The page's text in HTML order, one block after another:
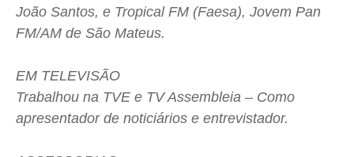
João Santos, e Tropical FM (Faesa), Jovem Pan
FM/AM de São Mateus.
EM TELEVISÃO
Trabalhou na TVE e TV Assembleia – Como
apresentador de noticiários e entrevistador.